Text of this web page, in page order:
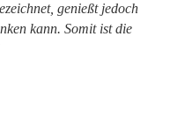
genießt jedoch
kann. Somit ist die